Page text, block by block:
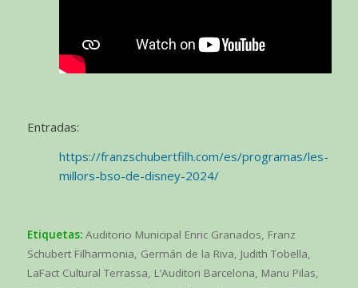
Entradas:
https://franzschubertfilh.com/es/programas/les-
millors-bso-de-disney-2024/
Etiquetas: Auditorio Municipal Enric Granados Franz
Schubert Filharmonia Germán de la Riva Judith Tobella
LaFact Cultural Terrassa L’Auditori Barcelona Manu Pilas